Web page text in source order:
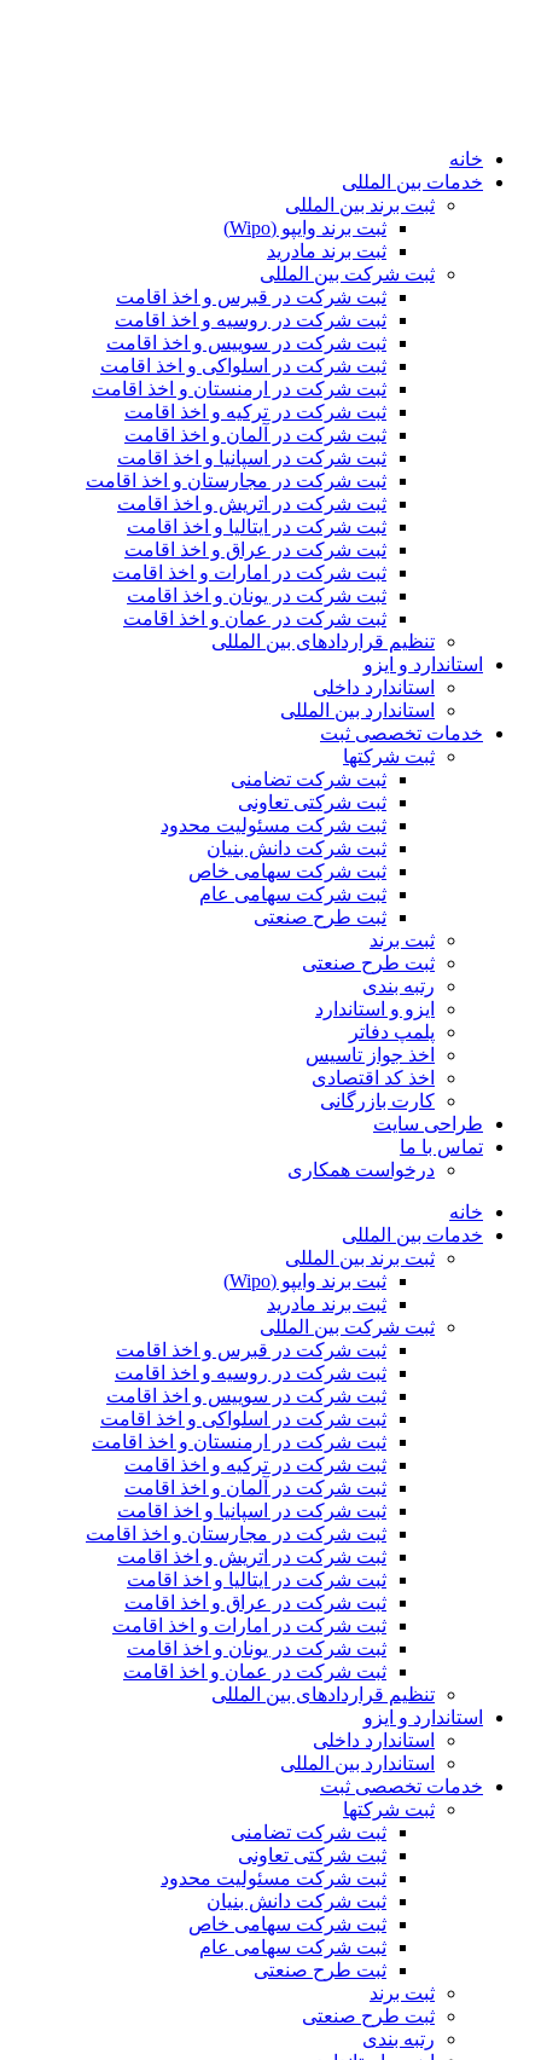
خانه
خدمات بین المللی
ثبت برند بین المللی
ثبت برند وایپو (Wipo)
ثبت برند مادرید
ثبت شرکت بین المللی
ثبت شرکت در قبرس و اخذ اقامت
ثبت شرکت در روسیه و اخذ اقامت
ثبت شرکت در سوییس و اخذ اقامت
ثبت شرکت در اسلواکی و اخذ اقامت
ثبت شرکت در ارمنستان و اخذ اقامت
ثبت شرکت در ترکیه و اخذ اقامت
ثبت شرکت در آلمان و اخذ اقامت
ثبت شرکت در اسپانیا و اخذ اقامت
ثبت شرکت در مجارستان و اخذ اقامت
ثبت شرکت در اتریش و اخذ اقامت
ثبت شرکت در ایتالیا و اخذ اقامت
ثبت شرکت در عراق و اخذ اقامت
ثبت شرکت در امارات و اخذ اقامت
ثبت شرکت در یونان و اخذ اقامت
ثبت شرکت در عمان و اخذ اقامت
تنظیم قراردادهای بین المللی
استاندارد و ایزو
استاندارد داخلی
استاندارد بین المللی
خدمات تخصصی ثبت
ثبت شرکتها
ثبت شرکت تضامنی
ثبت شرکتی تعاونی
ثبت شرکت مسئولیت محدود
ثبت شرکت دانش بنیان
ثبت شرکت سهامی خاص
ثبت شرکت سهامی عام
ثبت طرح صنعتی
ثبت برند
ثبت طرح صنعتی
رتبه بندی
ایزو و استاندارد
پلمپ دفاتر
اخذ جواز تاسیس
اخذ کد اقتصادی
کارت بازرگانی
طراحی سایت
تماس با ما
درخواست همکاری
خانه
خدمات بین المللی
ثبت برند بین المللی
ثبت برند وایپو (Wipo)
ثبت برند مادرید
ثبت شرکت بین المللی
ثبت شرکت در قبرس و اخذ اقامت
ثبت شرکت در روسیه و اخذ اقامت
ثبت شرکت در سوییس و اخذ اقامت
ثبت شرکت در اسلواکی و اخذ اقامت
ثبت شرکت در ارمنستان و اخذ اقامت
ثبت شرکت در ترکیه و اخذ اقامت
ثبت شرکت در آلمان و اخذ اقامت
ثبت شرکت در اسپانیا و اخذ اقامت
ثبت شرکت در مجارستان و اخذ اقامت
ثبت شرکت در اتریش و اخذ اقامت
ثبت شرکت در ایتالیا و اخذ اقامت
ثبت شرکت در عراق و اخذ اقامت
ثبت شرکت در امارات و اخذ اقامت
ثبت شرکت در یونان و اخذ اقامت
ثبت شرکت در عمان و اخذ اقامت
تنظیم قراردادهای بین المللی
استاندارد و ایزو
استاندارد داخلی
استاندارد بین المللی
خدمات تخصصی ثبت
ثبت شرکتها
ثبت شرکت تضامنی
ثبت شرکتی تعاونی
ثبت شرکت مسئولیت محدود
ثبت شرکت دانش بنیان
ثبت شرکت سهامی خاص
ثبت شرکت سهامی عام
ثبت طرح صنعتی
ثبت برند
ثبت طرح صنعتی
رتبه بندی